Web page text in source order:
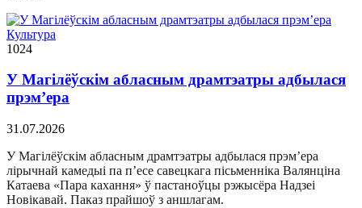
Культура
1024
У Магілёўскім абласным драмтэатры адбылася
прэм’ера
31.07.2026
У Магілёўскім абласным драмтэатры адбылася прэм’ера
лірычнай камедыі па п’есе савецкага пісьменніка Валянціна
Катаева «Пара кахання» ў пастаноўцы рэжысёра Надзеі
Новікавай. Паказ прайшоў з аншлагам.